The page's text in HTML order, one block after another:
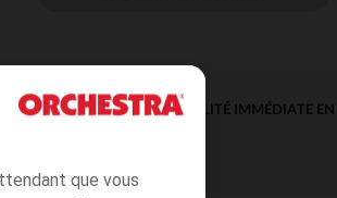
que vous
DISPONIBILITÉ IMMÉDIATE